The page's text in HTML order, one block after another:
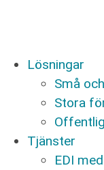
Lösningar
Små
Stora
Tjänster
EDI